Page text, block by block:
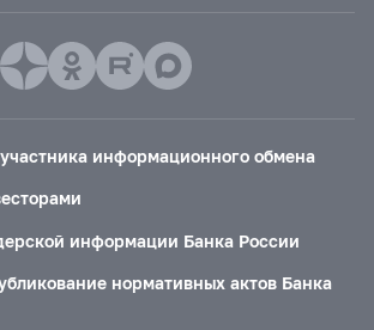
информационного обмена
информации Банка России
нормативных актов Банка